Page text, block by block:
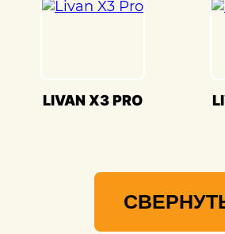
LIVAN X3 PRO